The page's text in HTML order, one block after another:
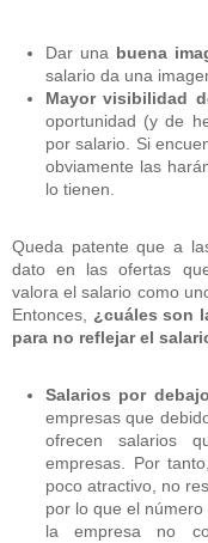
Dar una buena
salario da una
Mayor visibilidad
oportunidad (y de
por salario. Si
obviamente las
lo tienen.
Queda patente que a
dato en las ofertas
valora el salario como
Entonces, ¿cuáles son
para no reflejar el
Salarios por
empresas que
ofrecen salarios
empresas. Por
poco atractivo, no
por lo que el
la empresa no